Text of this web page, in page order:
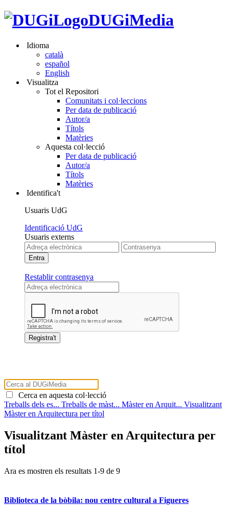
DUGiMedia
Idioma
català
español
English
Visualitza
Tot el Repositori
Comunitats i col·leccions
Per data de publicació
Autor/a
Títols
Matèries
Aquesta col·lecció
Per data de publicació
Autor/a
Títols
Matèries
Identifica't
Usuaris UdG
Identificació UdG
Usuaris externs
Restablir contrasenya
Cerca en aquesta col·lecció
Treballs dels es... Treballs de màst... Màster en Arquit... Visualitzant
Màster en Arquitectura per títol
Visualitzant Màster en Arquitectura per
títol
Ara es mostren els resultats 1-9 de 9
Biblioteca de la bòbila: nou centre cultural a Figueres